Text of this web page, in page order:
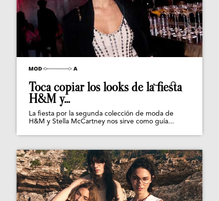
Toca copiar los looks de la fiesta
H&M y...
La fiesta por la segunda colección de moda de
H&M y Stella McCartney nos sirve como guía...